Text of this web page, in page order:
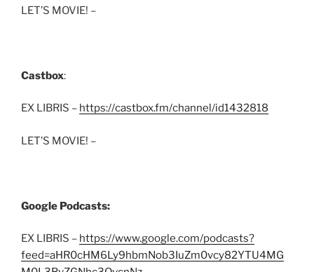
LET’S MOVIE! –
Castbox:
EX LIBRIS – https://castbox.fm/channel/id1432818
LET’S MOVIE! –
Google Podcasts:
EX LIBRIS – https://www.google.com/podcasts?
feed=aHR0cHM6Ly9hbmNob3IuZm0vcy82YTU4MG